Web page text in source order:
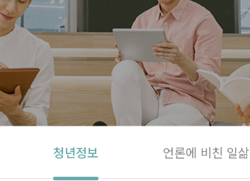
청년정보 언론에 비친 일삶